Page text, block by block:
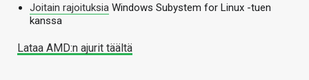
Joitain rajoituksia Windows Subystem for Linux -tuen
kanssa
Lataa AMD:n ajurit täältä